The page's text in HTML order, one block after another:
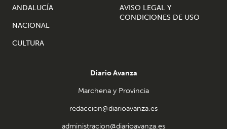
ANDALUCÍA
NACIONAL
CULTURA
AVISO LEGAL Y
CONDICIONES DE USO
Diario Avanza
Marchena y Provincia
redaccion@diarioavanza.es
administracion@diarioavanza.es